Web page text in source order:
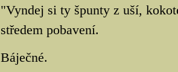
"Vyndej si ty špunty z uší,
středem pobavení.
Báječné.